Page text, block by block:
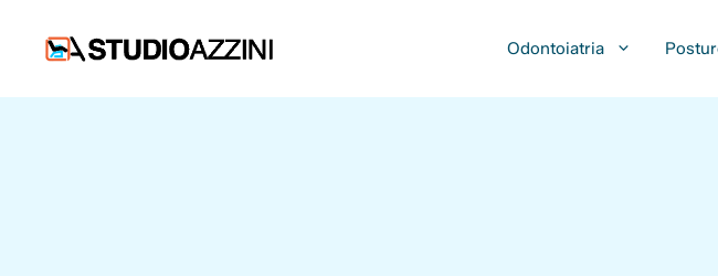
contenuto
Odontoiatria